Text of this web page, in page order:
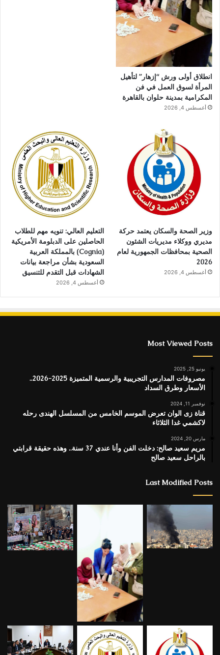
انطلاق أولى ورش “إزهار” لتأهيل
المرأة لسوق العمل في فن
المكرامية بمدينة حلوان بالقاهرة
أغسطس 4, 2026
وزير الصحة والسكان يعتمد حركة
مديري ووكلاء مديريات الشئون
الصحية بمحافظات الجمهورية لعام
2026
أغسطس 4, 2026
التعليم العالي: تنويه مهم للطلاب
الحاصلين على الدبلومة الأمريكية
(Cognia) بالمملكة العربية
السعودية بشأن مراجعة بيانات
الشهادات قبل التقدم للتنسيق
أغسطس 4, 2026
Most Viewed Posts
يونيو 25, 2025
مصروفات المدارس التجريبية والرسمية المتميزة 2025-2026..
الأسعار وطرق السداد
نوفمبر 11, 2024
قناة زى الوان تعرض الموسم الخامس من المسلسل الهندى رحله
لاكشمي غدا الثلاثاء
مارس 20, 2024
مريم سعيد صالح: دخلت الفن وأنا عندي 37 سنة.. وهذه حقيقة قرابتي
بالراحل سعيد صالح
Last Modified Posts